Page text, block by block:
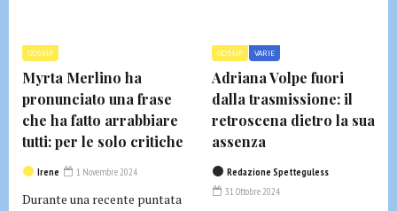
GOSSIP
Myrta Merlino ha
pronunciato una frase
che ha fatto arrabbiare
tutti: per le solo critiche
Irene 1 Novembre 2024
Durante una recente puntata
GOSSIP VARIE
Adriana Volpe fuori
dalla trasmissione: il
retroscena dietro la sua
assenza
Redazione Spetteguless
31 Ottobre 2024